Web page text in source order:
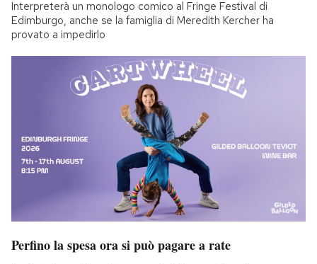
Interpreterà un monologo comico al Fringe Festival di
Edimburgo, anche se la famiglia di Meredith Kercher ha
provato a impedirlo
Perfino la spesa ora si può pagare a rate